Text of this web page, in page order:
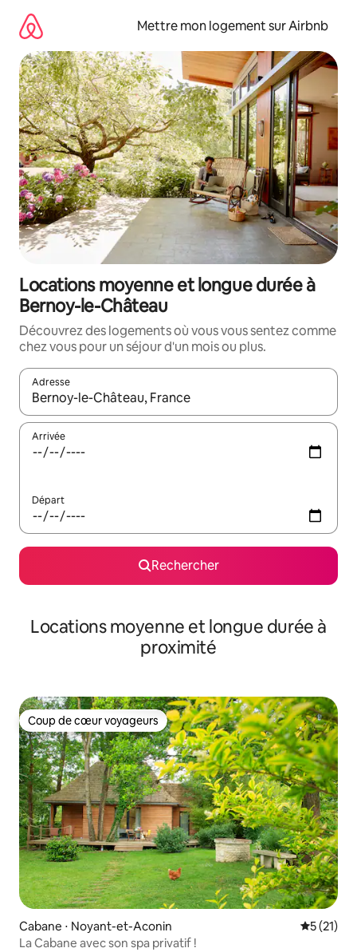
directement
contenu
Mettre mon logement sur Airbnb
Locations moyenne et longue durée à
Bernoy-le-Château
Découvrez des logements où vous vous sentez comme
chez vous pour un séjour d'un mois ou plus.
Adresse
Lorsque les résultats s'affichent, utilisez les flèches vers le
Arrivée
Départ
Rechercher
Locations moyenne et longue durée à
proximité
Coup de cœur voyageurs
Coup de cœur voyageurs
Cabane ⋅ Noyant-et-Aconin
5 (21)
La Cabane avec son spa privatif !